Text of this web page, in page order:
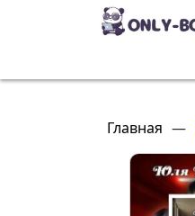
Главная —